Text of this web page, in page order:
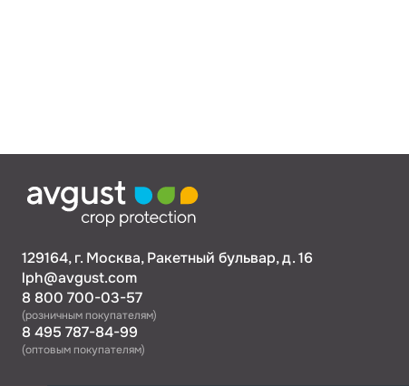
129164, г. Москва, Ракетный бульвар, д. 16
lph@avgust.com
8 800 700-03-57
(розничным покупателям)
8 495 787-84-99
(оптовым покупателям)